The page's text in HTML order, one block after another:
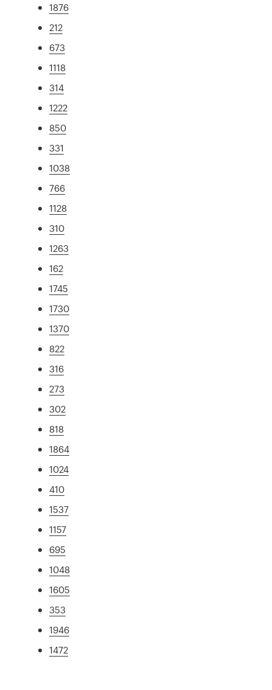
1876
212
673
1118
314
1222
850
331
1038
766
1128
310
1263
162
1745
1730
1370
822
316
273
302
818
1864
1024
410
1537
1157
695
1048
1605
353
1946
1472